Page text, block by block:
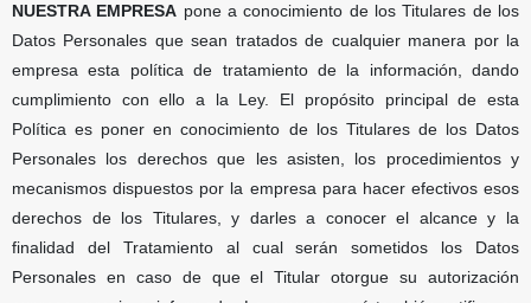
NUESTRA EMPRESA pone a conocimiento de los Titulares de los
Datos Personales que sean tratados de cualquier manera por la
empresa esta política de tratamiento de la información, dando
cumplimiento con ello a la Ley. El propósito principal de esta
Política es poner en conocimiento de los Titulares de los Datos
Personales los derechos que les asisten, los procedimientos y
mecanismos dispuestos por la empresa para hacer efectivos esos
derechos de los Titulares, y darles a conocer el alcance y la
finalidad del Tratamiento al cual serán sometidos los Datos
Personales en caso de que el Titular otorgue su autorización